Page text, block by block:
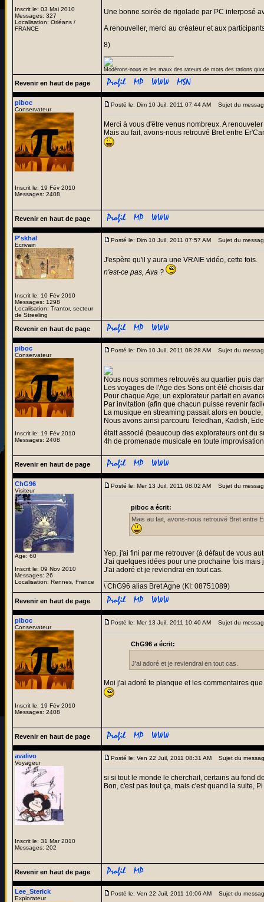
Inscrit le: 03 Mai 2010
Messages: 327
Localisation: Orléans /
FRANCE
Une bonne soirée de rigolade par PC interposé
A renouveller, merci au créateur et aux
8)
Modérons-nous et les maux des rateurs de mots des rations
Revenir en haut de page
piboc
Conservateur
Inscrit le: 19 Fév 2010
Messages: 2408
Posté le: Dim 10 Juil, 2011 07:44 AM Sujet du
Merci à vous d'être venus nombreux. A
Mais au fait, avons-nous retrouvé Bret entre
Revenir en haut de page
P'skhal
Ecrivain
Inscrit le: 10 Fév 2010
Messages: 1298
Localisation: Trantor, secteur
de Streeling
Posté le: Dim 10 Juil, 2011 07:57 AM Sujet du
J'espère qu'il y aura une VRAIE vidéo, cette fois.
n'est-ce pas, Ava ?
Revenir en haut de page
piboc
Conservateur
Inscrit le: 19 Fév 2010
Messages: 2408
Posté le: Dim 10 Juil, 2011 08:28 AM Sujet du
Nous nous sommes retrouvés au quartier puis
Les voyages de l'Age des Sons ont été choisis
Pour chaque Age, un explorateur partait en
Par invitation (afin que chacun puisse revenir
La musique en streaming passait alors en
Nous avons ainsi parcouru Teledhan, Kadish,
était associé (beaucoup des explorateurs ont du
4h de promenade musicale en toute
Revenir en haut de page
ChG96
Visiteur
Age: 60
Inscrit le: 09 Nov 2010
Messages: 26
Localisation: Rennes, France
Posté le: Mer 13 Juil, 2011 08:02 AM Sujet du
piboc a écrit:
Mais au fait, avons-nous retrouvé Bret entre
Yep, j'ai fini par me retrouver (à défaut de vous
J'ai quelques idées pour une prochaine fois
J'ai adoré et je reviendrai en tout cas.
\ ChG96 alias Bret Agne (KI: 08751089)
Revenir en haut de page
piboc
Conservateur
Inscrit le: 19 Fév 2010
Messages: 2408
Posté le: Mer 13 Juil, 2011 10:40 AM Sujet du
ChG96 a écrit:
J'ai adoré et je reviendrai en tout cas.
Moi j'ai adoré te planque et les commentaires
Revenir en haut de page
avalivo
Voyageur
Inscrit le: 31 Mar 2010
Messages: 202
Posté le: Ven 22 Juil, 2011 08:31 AM Sujet du
si si tout le monde le cherchait, certains au fond
Bon, c'est pas tout ça, mais c'est quand la suite,
Revenir en haut de page
Lee_Sterick
Explorateur
Posté le: Ven 22 Juil, 2011 10:06 AM Sujet du